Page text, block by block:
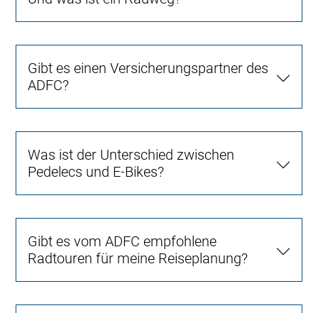
Gibt es einen Versicherungspartner des
ADFC?
Was ist der Unterschied zwischen
Pedelecs und E-Bikes?
Gibt es vom ADFC empfohlene
Radtouren für meine Reiseplanung?